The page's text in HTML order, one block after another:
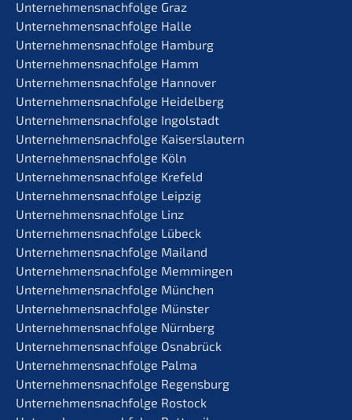
Unternehmens­nachfolge Graz
Unternehmens­nachfolge Halle
Unternehmens­nachfolge Hamburg
Unternehmens­nachfolge Hamm
Unternehmens­nachfolge Hannover
Unternehmens­nachfolge Heidelberg
Unternehmens­nachfolge Ingolstadt
Unternehmens­nachfolge Kaiserslautern
Unternehmens­nachfolge Köln
Unternehmens­nachfolge Krefeld
Unternehmens­nachfolge Leipzig
Unternehmens­nachfolge Linz
Unternehmens­nachfolge Lübeck
Unternehmens­nachfolge Mailand
Unternehmens­nachfolge Memmingen
Unternehmens­nachfolge München
Unternehmens­nachfolge Münster
Unternehmens­nachfolge Nürnberg
Unternehmens­nachfolge Osnabrück
Unternehmens­nachfolge Palma
Unternehmens­nachfolge Regensburg
Unternehmens­nachfolge Rostock